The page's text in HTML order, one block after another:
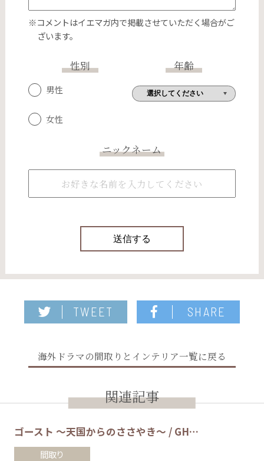
※コメントはイエマガ内で掲載させていただく場合がご
ざいます。
性別
男性
女性
年齢
ニックネーム
TWEET SHARE
海外ドラマの間取りとインテリア一覧に戻る
関連記事
ゴースト 〜天国からのささやき～ / GH…
間取り